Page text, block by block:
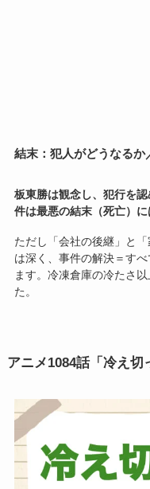
結末：犯人がどうなるか
板東勝は観念し、犯行を
件は最悪の結末（死亡）に
ただし「会社の後継」と
は深く、事件の解決＝す
ます。冷凍倉庫の冷たさ
た。
アニメ1084話「冷え